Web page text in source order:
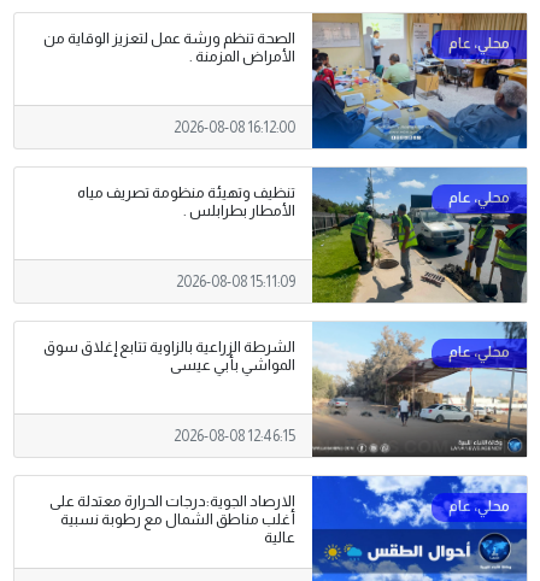
الصحة تنظم ورشة عمل لتعزيز الوقاية من
الأمراض المزمنة .
2026-08-08 16:12:00
تنظيف وتهيئة منظومة تصريف مياه
الأمطار بطرابلس .
2026-08-08 15:11:09
الشرطة الزراعية بالزاوية تتابع إغلاق سوق
المواشي بأبي عيسى
2026-08-08 12:46:15
الارصاد الجوية:درجات الحرارة معتدلة على
أغلب مناطق الشمال مع رطوبة نسبية
عالية